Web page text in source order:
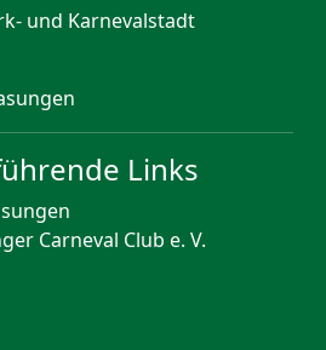
und Karnevalstadt
Links
Carneval Club e. V.